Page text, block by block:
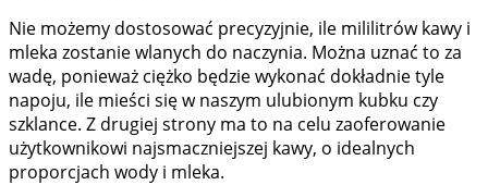
Nie możemy dostosować precyzyjnie, ile mililitrów kawy i
mleka zostanie wlanych do naczynia. Można uznać to za
wadę, ponieważ ciężko będzie wykonać dokładnie tyle
napoju, ile mieści się w naszym ulubionym kubku czy
szklance. Z drugiej strony ma to na celu zaoferowanie
użytkownikowi najsmaczniejszej kawy, o idealnych
proporcjach wody i mleka.